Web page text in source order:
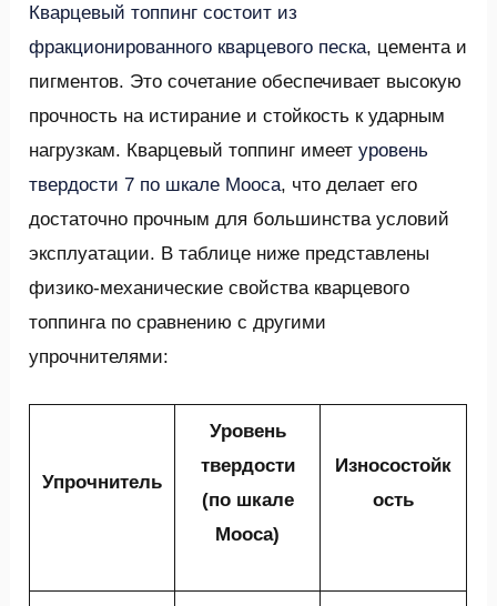
Кварцевый топпинг состоит из
фракционированного кварцевого песка, цемента и
пигментов. Это сочетание обеспечивает высокую
прочность на истирание и стойкость к ударным
нагрузкам. Кварцевый топпинг имеетуровень
твердости 7 по шкале Мооса, что делает его
достаточно прочным для большинства условий
эксплуатации. В таблице ниже представлены
физико-механические свойства кварцевого
топпинга по сравнению с другими
упрочнителями:
Упрочнитель
Уровень
твердости
(по шкале
Мооса)
Износостойк
ость